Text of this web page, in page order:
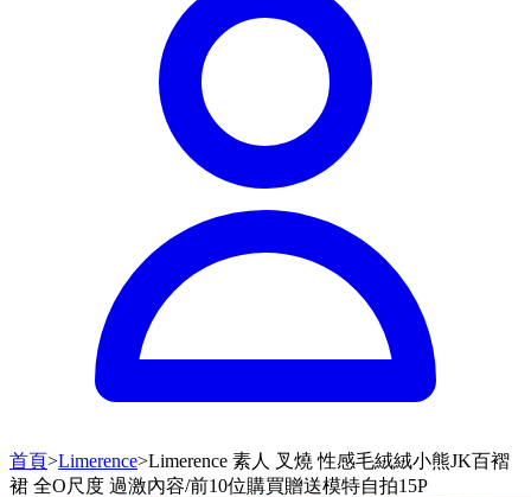
首頁>Limerence>Limerence 素人 叉燒 性感毛絨絨小熊JK百褶
裙 全O尺度 過激內容/前10位購買贈送模特自拍15P